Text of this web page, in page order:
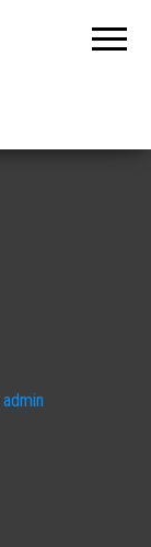
admin